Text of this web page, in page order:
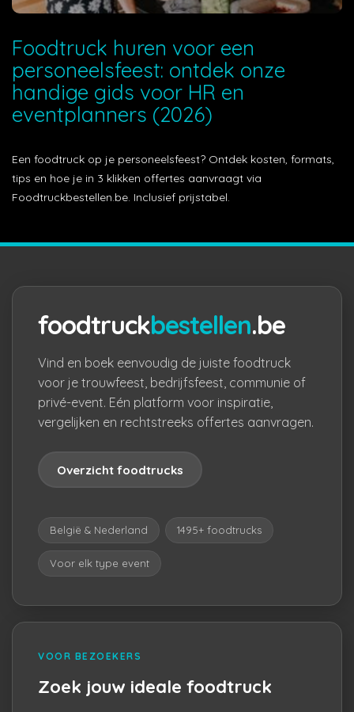
Foodtruck huren voor een
personeelsfeest: ontdek onze
handige gids voor HR en
eventplanners (2026)
Een foodtruck op je personeelsfeest? Ontdek kosten, formats,
tips en hoe je in 3 klikken offertes aanvraagt via
Foodtruckbestellen.be. Inclusief prijstabel.
foodtruckbestellen.be
Vind en boek eenvoudig de juiste foodtruck
voor je trouwfeest, bedrijfsfeest, communie of
privé-event. Eén platform voor inspiratie,
vergelijken en rechtstreeks offertes aanvragen.
Overzicht foodtrucks
België & Nederland 1495+ foodtrucks
Voor elk type event
VOOR BEZOEKERS
Zoek jouw ideale foodtruck